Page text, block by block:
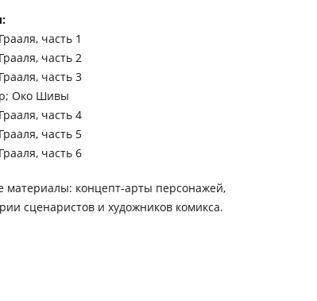
часть 1
часть 2
часть 3
Око Шивы
часть 4
часть 5
часть 6
материалы: концепт-арты персонажей,
сценаристов и художников комикса.